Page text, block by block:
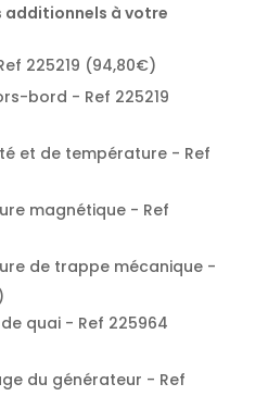
additionnels à votre
225219 (94,80€)
bord - Ref 225219
et de température - Ref
magnétique - Ref
de trappe mécanique -
quai - Ref 225964
du générateur - Ref